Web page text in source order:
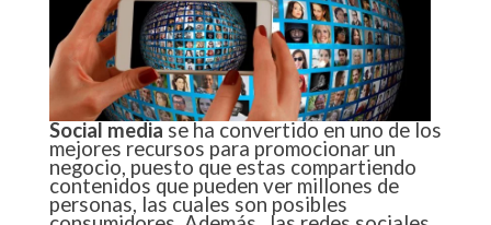
Social media se ha convertido en uno de los
mejores recursos para promocionar un
negocio, puesto que estas compartiendo
contenidos que pueden ver millones de
personas, las cuales son posibles